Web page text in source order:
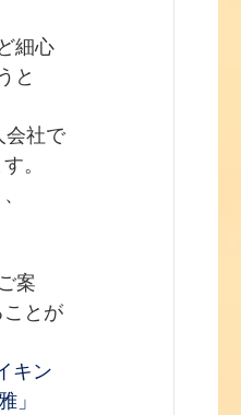
細心
と
会社で
。
案
とが
キン
」